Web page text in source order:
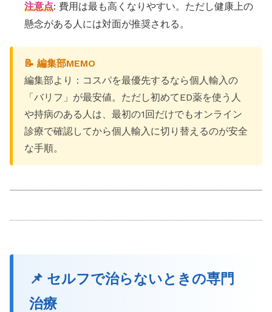
注意点: 費用は最も高くなりやすい。ただし健康上の
懸念がある人には対面が推奨される。
📝 編集部MEMO
編集部より：コスパを最優先するなら個人輸入の
「バリフ」が最安値。ただし初めてED薬を使う人
や持病のある人は、最初の1回だけでもオンライン
診療で確認してから個人輸入に切り替えるのが安全
な手順。
📌 セルフで治らないときの専門
治療